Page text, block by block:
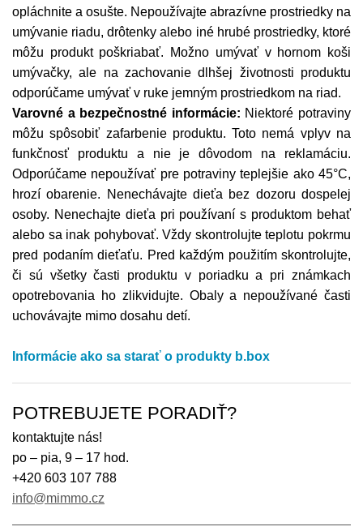
opláchnite a osušte. Nepoužívajte abrazívne prostriedky na
umývanie riadu, drôtenky alebo iné hrubé prostriedky, ktoré
môžu produkt poškriabať. Možno umývať v hornom koši
umývačky, ale na zachovanie dlhšej životnosti produktu
odporúčame umývať v ruke jemným prostriedkom na riad.
Varovné a bezpečnostné informácie: Niektoré potraviny
môžu spôsobiť zafarbenie produktu. Toto nemá vplyv na
funkčnosť produktu a nie je dôvodom na reklamáciu.
Odporúčame nepoužívať pre potraviny teplejšie ako 45°C,
hrozí obarenie. Nenechávajte dieťa bez dozoru dospelej
osoby. Nenechajte dieťa pri používaní s produktom behať
alebo sa inak pohybovať. Vždy skontrolujte teplotu pokrmu
pred podaním dieťaťu. Pred každým použitím skontrolujte,
či sú všetky časti produktu v poriadku a pri známkach
opotrebovania ho zlikvidujte. Obaly a nepoužívané časti
uchovávajte mimo dosahu detí.
Informácie ako sa starať o produkty b.box
POTREBUJETE PORADIŤ?
kontaktujte nás!
po – pia, 9 – 17 hod.
+420 603 107 788
info@mimmo.cz